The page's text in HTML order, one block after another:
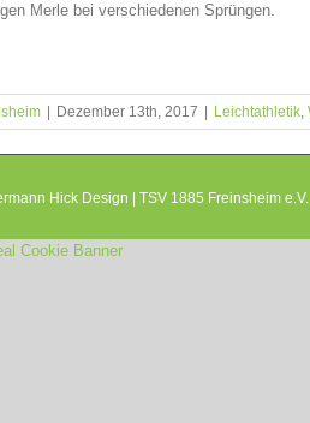
Merle bei verschiedenen Sprüngen.
Dezember 13th, 2017 Leichtathletik,
Hick Design | TSV 1885 Freinsheim e.V. |
Cookie Banner